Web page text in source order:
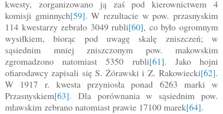
kwesty, zorganizowano ją zaś pod kierownictwem 4
komisji gminnych[59]. W rezultacie w pow. przasnyskim
114 kwestarzy zebrało 3049 rubli[60], co było ogromnym
wysiłkiem, biorąc pod uwagę skalę zniszczeń; w
sąsiednim mniej zniszczonym pow. makowskim
zgromadzono natomiast 5350 rubli[61]. Jako hojni
ofiarodawcy zapisali się S. Żórawski i Z. Rakowiecki[62].
W 1917 r. kwesta przyniosła ponad 6263 marki w
Przasnyskiem[63]. Dla porównania w sąsiednim pow.
mławskim zebrano natomiast prawie 17100 marek[64].